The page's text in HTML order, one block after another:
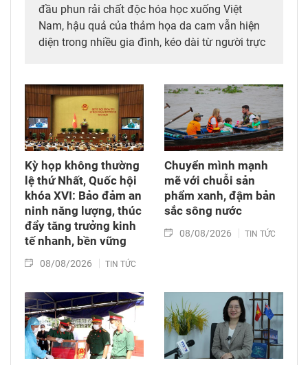
đầu phun rải chất độc hóa học xuống Việt
Nam, hậu quả của thảm họa da cam vẫn hiện
diện trong nhiều gia đình, kéo dài từ người trực
diễn ra tại các tòa án quốc tế mà còn cần được
tiếp tục bằng những chính sách đủ đầy hơn, để
những người sinh ra trong hòa bình không bị
bỏ lại với hậu quả của cuộc chiến mình chưa
từng trải qua.
Kỳ họp không thường
lệ thứ Nhất, Quốc hội
khóa XVI: Bảo đảm an
ninh năng lượng, thúc
đẩy tăng trưởng kinh
tế nhanh, bền vững
08/08/2026 TIN TỨC
Chuyển mình mạnh
mẽ với chuỗi sản
phẩm xanh, đậm bản
sắc sông nước
08/08/2026 TIN TỨC